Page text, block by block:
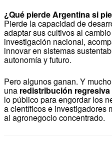
¿Qué pierde Argentina si
Pierde la capacidad de
adaptar sus cultivos al
investigación nacional,
innovar en sistemas
autonomía y futuro.
Pero algunos ganan. Y
una redistribución
lo público para engordar los
a científicos e investigadores
al agronegocio concentrado.